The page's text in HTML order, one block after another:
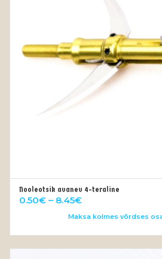
Nooleotsik avanev 4-teraline
0.50€ – 8.45€Price
range:
8.45€
Maksa kolmes võrdses